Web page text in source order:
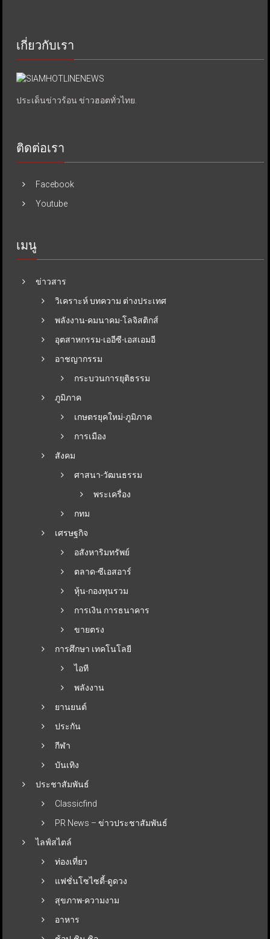
เกี่ยวกับเรา
ประเด็นข่าวร้อน ข่าวฮอตทั่วไทย.
ติดต่อเรา
Facebook
Youtube
เมนู
ข่าวสาร
วิเคราะห์ บทความ ต่างประเทศ
พลังงาน-คมนาคม-โลจิสติกส์
อุตสาหกรรม-เออีซี-เอสเอมอี
อาชญากรรม
กระบวนการยุติธรรม
ภูมิภาค
เกษตรยุคใหม่-ภูมิภาค
การเมือง
สังคม
ศาสนา-วัฒนธรรม
พระเครื่อง
กทม
เศรษฐกิจ
อสังหาริมทรัพย์
ตลาด-ซีเอสอาร์
หุ้น-กองทุนรวม
การเงิน การธนาคาร
ขายตรง
การศึกษา เทคโนโลยี
ไอที
พลังงาน
ยานยนต์
ประกัน
กีฬา
บันเทิง
ประชาสัมพันธ์
Classicfind
PR News – ข่าวประชาสัมพันธ์
ไลฟ์สไตล์
ท่องเที่ยว
แฟชั่นโซไซตี้-ดูดวง
สุขภาพ-ความงาม
อาหาร